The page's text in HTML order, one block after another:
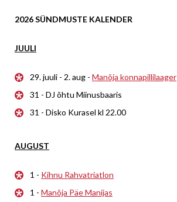
2026 SÜNDMUSTE KALENDER
JUULI
29. juuli - 2. aug - Manõja konnapillilaager
31 - DJ õhtu Miinusbaaris
31 - Disko Kurasel kl 22.00
AUGUST
1 - Kihnu Rahvatriatlon
1 - Manõja Päe Manijas